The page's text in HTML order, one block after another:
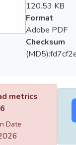
120.53 KB
Format
Adobe PDF
Checksum
metrics
6
Date